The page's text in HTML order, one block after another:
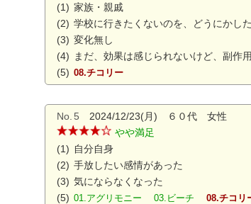
(1) 家族・親戚
(2) 学校に行きたくないのを、どうにかし
(3) 変化無し
(4)
まだ、効果は感じられないけど、副作
(5) 08.チコリー
No. 5 2024/12/23(月) ６０代 女性
やや満足
(1) 自分自身
(2) 手放したい感情があった
(3) 気にならなくなった
(5) 01.アグリモニー 03.ビーチ08.チコ